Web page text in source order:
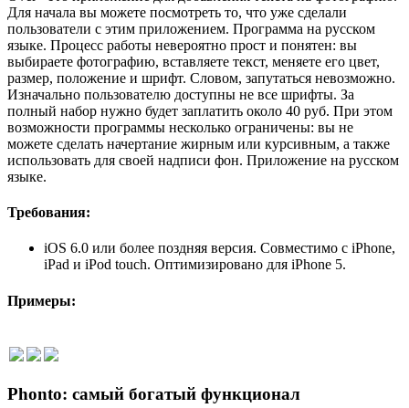
Для начала вы можете посмотреть то, что уже сделали
пользователи с этим приложением. Программа на русском
языке. Процесс работы невероятно прост и понятен: вы
выбираете фотографию, вставляете текст, меняете его цвет,
размер, положение и шрифт. Словом, запутаться невозможно.
Изначально пользователю доступны не все шрифты. За
полный набор нужно будет заплатить около 40 руб. При этом
возможности программы несколько ограничены: вы не
можете сделать начертание жирным или курсивным, а также
использовать для своей надписи фон. Приложение на русском
языке.
Требования:
iOS 6.0 или более поздняя версия. Совместимо с iPhone,
iPad и iPod touch. Оптимизировано для iPhone 5.
Примеры:
Phonto: самый богатый функционал